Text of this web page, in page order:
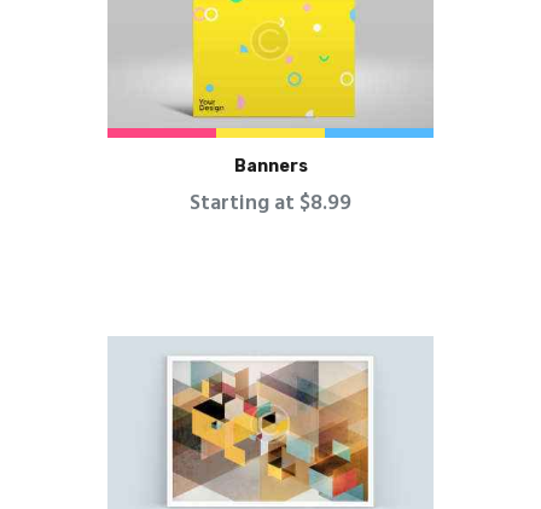
Banners
Starting at $8.99